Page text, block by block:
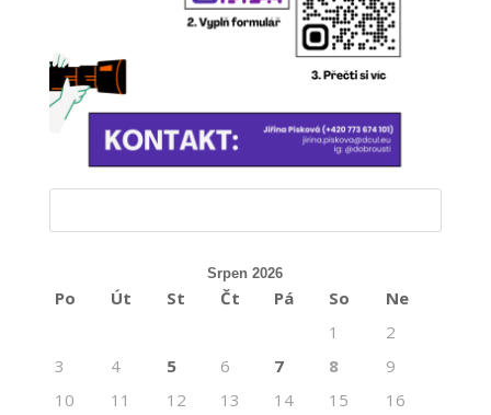
Srpen 2026
Po Út St Čt Pá So
Ne
1
2
3
4 5 6 7 8
9
10
11 12 13 14 15
16